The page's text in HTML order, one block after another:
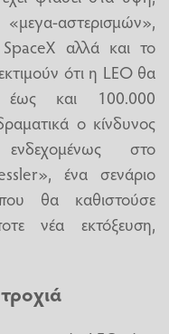
αστερισμών»,
αλλά και το
ότι η LEO θα
έως και 100.000
ο κίνδυνος
στο
ένα σενάριο
θα καθιστούσε
νέα εκτόξευση,